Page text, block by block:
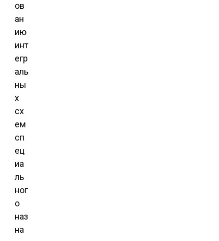
ов
ан
ию
инт
егр
аль
ны
х
сх
ем
сп
ец
иа
ль
ног
о
наз
на